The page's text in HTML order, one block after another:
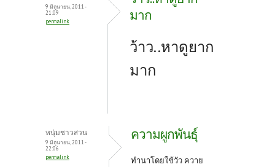
9 มิถุนายน, 2011 -
21:09
permalink
มาก
ว้าว..หาดูยาก
มาก
หนุ่มชาวสวน
9 มิถุนายน, 2011 -
22:06
permalink
ความผูกพันธุ์
ทำนาโดยใช้วัว ควาย